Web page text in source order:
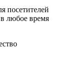
посетителей
любое время